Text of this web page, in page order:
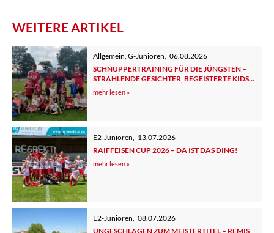
WEITERE ARTIKEL
Allgemein,G-Junioren, 06.08.2026
SCHNUPPERTRAINING FÜR DIE JÜNGSTEN –
STRAHLENDE GESICHTER, BEGEISTERTE KIDS
UND ELTERN
mehr lesen »
E2-Junioren
13.07.2026
RAIFFEISEN CUP 2026 – DA IST DAS DING!
mehr lesen »
E2-Junioren, 08.07.2026
UNGESCHLAGEN ZUM MEISTERTITEL – REMIS